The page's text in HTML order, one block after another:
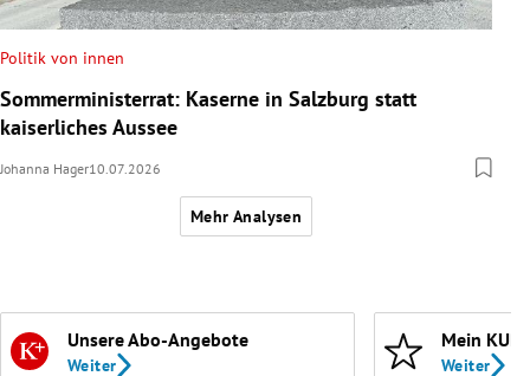
Politik von innen
Sommerministerrat: Kaserne in Salzburg statt
kaiserliches Aussee
Johanna Hager10.07.2026
Mehr Analysen
Unsere Abo-Angebote
Weiter
Mein
Weiter